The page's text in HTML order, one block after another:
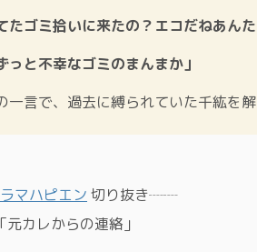
たゴミ拾いに来たの？エコだねあんた
っと不幸なゴミのまんまか」
一言で、過去に縛られていた千紘を
マハピエン 切り抜き┈┈
元カレからの連絡」